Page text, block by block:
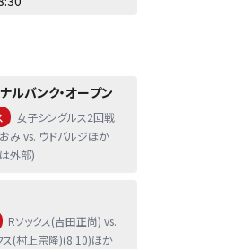
ルバンク・オープン
女子シングルス2回戦
み vs. ウドバルジほか
外部)
Rソックス(吉田正尚) vs.
ス(村上宗隆)(8:10)ほか